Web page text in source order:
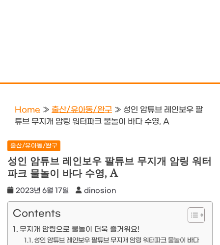
Home » 출산/유아동/완구 » 성인 암튜브 레인보우 팔
튜브 무지개 암링 워터파크 물놀이 바다 수영, A
출산/유아동/완구
성인 암튜브 레인보우 팔튜브 무지개 암링 워터
파크 물놀이 바다 수영, A
2023년 6월 17일 dinosion
Contents
무지개 암링으로 물놀이 더욱 즐거워요!
성인 암튜브 레인보우 팔튜브 무지개 암링 워터파크 물놀이 바다